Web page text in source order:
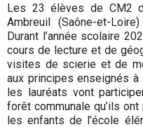
Les 23 élèves de CM2
Ambreuil (Saône-et-
Durant l’année scolaire
cours de lecture et de
visites de scierie et de
aux principes enseignés à
les lauréats vont
forêt communale qu’ils
les enfants de l’école